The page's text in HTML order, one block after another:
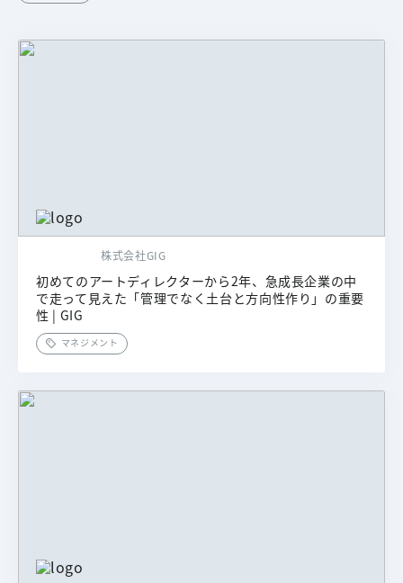
株式会社GIG
初めてのアートディレクターから2年、急成長企業の中
で走って見えた「管理でなく土台と方向性作り」の重要
性 | GIG
マネジメント